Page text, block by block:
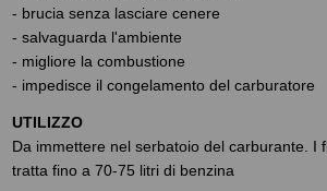
- brucia senza lasciare cenere
- salvaguarda l'ambiente
- migliore la combustione
- impedisce il congelamento del carburatore
UTILIZZO
Da immettere nel serbatoio del carburante. I
tratta fino a 70-75 litri di benzina